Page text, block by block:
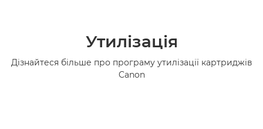
Утилізація
Дізнайтеся більше про програму утилізації картриджів
Canon